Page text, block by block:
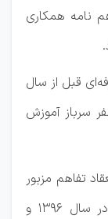
نامه همکاری
قبل از سال
سالیانه ۲۰ تا ۲۵ هزار نفر سرباز آموزش
تفاهم مزبور
بصورت چشمگیری افزایشی یافت بطوری در سال ۱۳۹۶ و